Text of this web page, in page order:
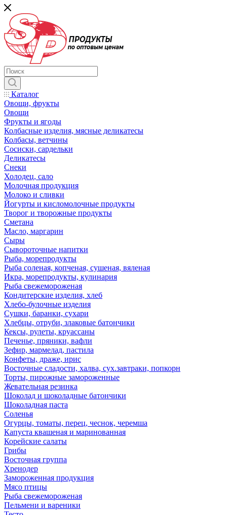
Каталог
Овощи, фрукты
Овощи
Фрукты и ягоды
Колбасные изделия, мясные деликатесы
Колбасы, ветчины
Сосиски, сардельки
Деликатесы
Снеки
Холодец, сало
Молочная продукция
Молоко и сливки
Йогурты и кисломолочные продукты
Творог и творожные продукты
Сметана
Масло, маргарин
Сыры
Сывороточные напитки
Рыба, морепродукты
Рыба соленая, копченая, сушеная, вяленая
Икра, морепродукты, кулинария
Рыба свежемороженая
Кондитерские изделия, хлеб
Хлебо-булочные изделия
Сушки, баранки, сухари
Хлебцы, отруби, злаковые батончики
Кексы, рулеты, круассаны
Печенье, пряники, вафли
Зефир, мармелад, пастила
Конфеты, драже, ирис
Восточные сладости, халва, сух.завтраки, попкорн
Торты, пирожные замороженные
Жевательная резинка
Шоколад и шоколадные батончики
Шоколадная паста
Соленья
Огурцы, томаты, перец, чеснок, черемша
Капуста квашеная и маринованная
Корейские салаты
Грибы
Восточная группа
Хренодер
Замороженная продукция
Мясо птицы
Рыба свежемороженая
Пельмени и вареники